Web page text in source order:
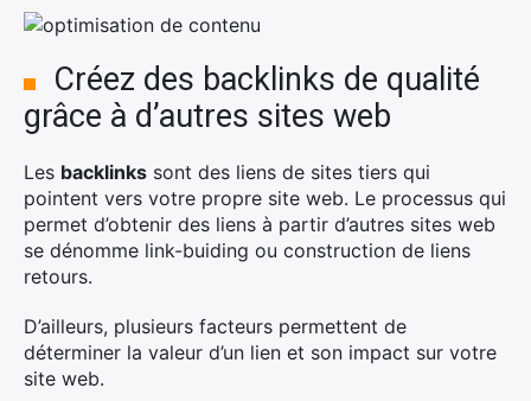
Créez des backlinks de qualité
grâce à d’autres sites web
Les backlinks sont des liens de sites tiers qui
pointent vers votre propre site web. Le processus qui
permet d’obtenir des liens à partir d’autres sites web
se dénomme link-buiding ou construction de liens
retours.
D’ailleurs, plusieurs facteurs permettent de
déterminer la valeur d’un lien et son impact sur votre
site web.